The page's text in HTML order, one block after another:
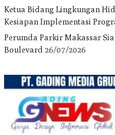
Ketua Bidang Lingkungan
Kesiapan Implementasi
Perumda Parkir Makassar
Boulevard 26/07/2026